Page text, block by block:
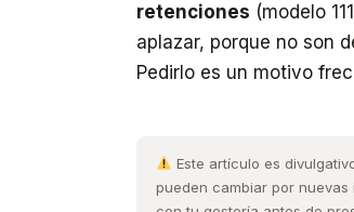
retenciones (modelo
aplazar, porque no son
Pedirlo es un motivo
Este artículo es
pueden cambiar por